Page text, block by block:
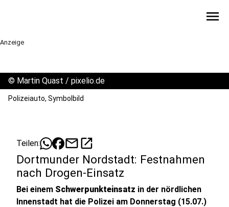
menu
Anzeige
© Martin Quast / pixelio.de
Polizeiauto, Symbolbild
Teilen: mailopen_in_new
Dortmunder Nordstadt: Festnahmen
nach Drogen-Einsatz
Bei einem Schwerpunkteinsatz in der nördlichen
Innenstadt hat die Polizei am Donnerstag (15.07.)